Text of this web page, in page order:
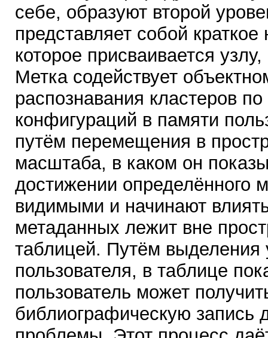
себе, образуют второй
представляет собой
которое присваивается
Метка содействует
распознавания кластеров
конфигураций в памяти
путём перемещения в
масштаба, в каком он
достижении определённого
видимыми и начинают
метаданных лежит вне
таблицей. Путём выделения
пользователя, в таблице
пользователь может
библиографическую запись